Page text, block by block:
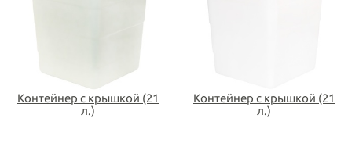
Контейнер с крышкой (21
л.)
Контейнер с крышкой (21
л.)